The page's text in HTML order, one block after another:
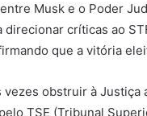
Musk e o Poder
críticas ao
que a vitória
vezes obstruir à
TSE (Tribunal